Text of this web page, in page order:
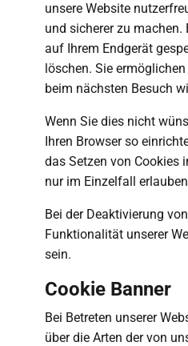
unsere Website
und sicherer zu machen.
auf Ihrem Endgerät
löschen. Sie
beim nächsten Besuch
Wenn Sie dies nicht
Ihren Browser so
das Setzen von Cookies
nur im Einzelfall
Bei der Deaktivierung
Funktionalität unserer
sein.
Cookie Banner
Bei Betreten unserer
über die Arten der von